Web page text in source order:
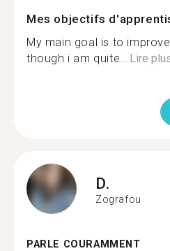
Mes objectifs
My main goal is to
though i am quite... Lire
D.
Zografou
PARLE COURAMMENT